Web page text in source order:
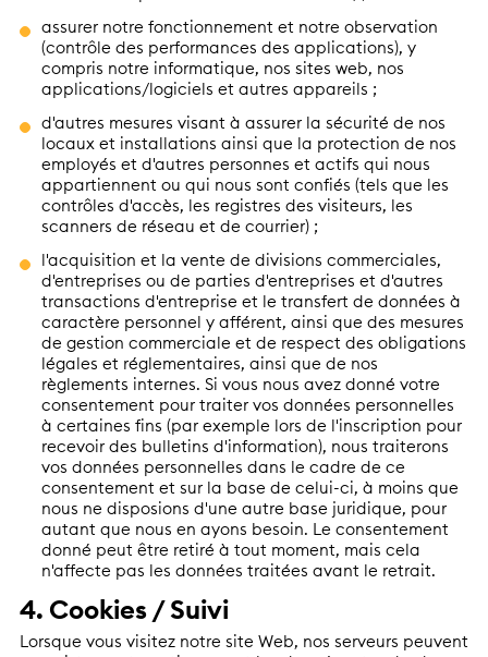
assurer notre fonctionnement et notre observation
(contrôle des performances des applications), y
compris notre informatique, nos sites web, nos
applications/logiciels et autres appareils ;
d'autres mesures visant à assurer la sécurité de nos
locaux et installations ainsi que la protection de nos
employés et d'autres personnes et actifs qui nous
appartiennent ou qui nous sont confiés (tels que les
contrôles d'accès, les registres des visiteurs, les
scanners de réseau et de courrier) ;
l'acquisition et la vente de divisions commerciales,
d'entreprises ou de parties d'entreprises et d'autres
transactions d'entreprise et le transfert de données à
caractère personnel y afférent, ainsi que des mesures
de gestion commerciale et de respect des obligations
légales et réglementaires, ainsi que de nos
règlements internes. Si vous nous avez donné votre
consentement pour traiter vos données personnelles
à certaines fins (par exemple lors de l'inscription pour
recevoir des bulletins d'information), nous traiterons
vos données personnelles dans le cadre de ce
consentement et sur la base de celui-ci, à moins que
nous ne disposions d'une autre base juridique, pour
autant que nous en ayons besoin. Le consentement
donné peut être retiré à tout moment, mais cela
n'affecte pas les données traitées avant le retrait.
4. Cookies / Suivi
Lorsque vous visitez notre site Web, nos serveurs peuvent